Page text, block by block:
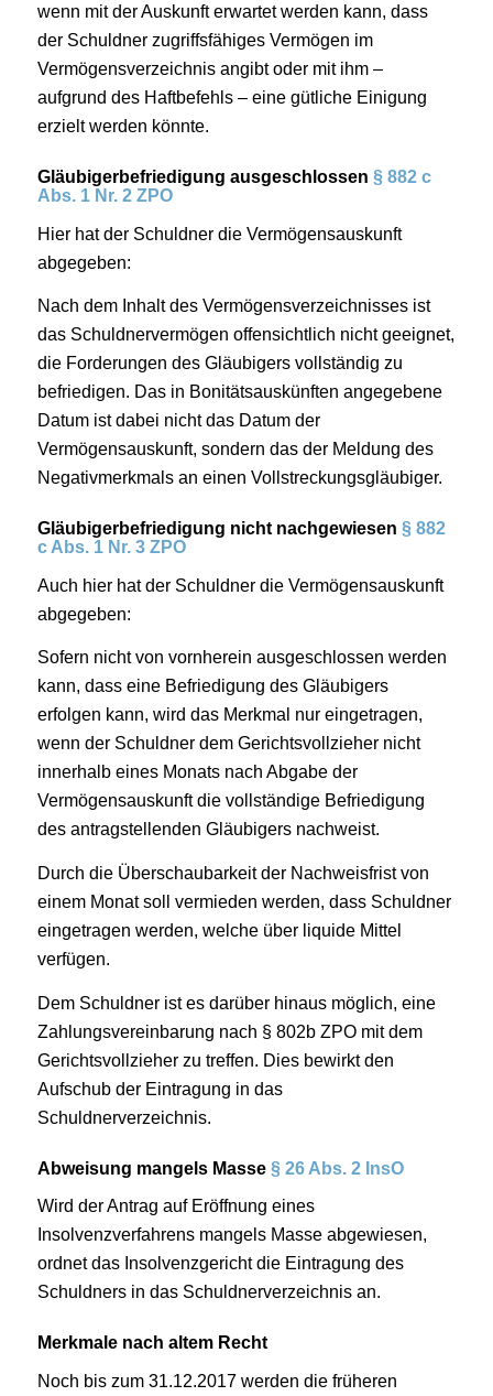
wenn mit der Auskunft erwartet werden kann, dass
der Schuldner zugriffsfähiges Vermögen im
Vermögensverzeichnis angibt oder mit ihm –
aufgrund des Haftbefehls – eine gütliche Einigung
erzielt werden könnte.
Gläubigerbefriedigung ausgeschlossen § 882 c
Abs. 1 Nr. 2 ZPO
Hier hat der Schuldner die Vermögensauskunft
abgegeben:
Nach dem Inhalt des Vermögensverzeichnisses ist
das Schuldnervermögen offensichtlich nicht geeignet,
die Forderungen des Gläubigers vollständig zu
befriedigen. Das in Bonitätsauskünften angegebene
Datum ist dabei nicht das Datum der
Vermögensauskunft, sondern das der Meldung des
Negativmerkmals an einen Vollstreckungsgläubiger.
Gläubigerbefriedigung nicht nachgewiesen § 882
c Abs. 1 Nr. 3 ZPO
Auch hier hat der Schuldner die Vermögensauskunft
abgegeben:
Sofern nicht von vornherein ausgeschlossen werden
kann, dass eine Befriedigung des Gläubigers
erfolgen kann, wird das Merkmal nur eingetragen,
wenn der Schuldner dem Gerichtsvollzieher nicht
innerhalb eines Monats nach Abgabe der
Vermögensauskunft die vollständige Befriedigung
des antragstellenden Gläubigers nachweist.
Durch die Überschaubarkeit der Nachweisfrist von
einem Monat soll vermieden werden, dass Schuldner
eingetragen werden, welche über liquide Mittel
verfügen.
Dem Schuldner ist es darüber hinaus möglich, eine
Zahlungsvereinbarung nach § 802b ZPO mit dem
Gerichtsvollzieher zu treffen. Dies bewirkt den
Aufschub der Eintragung in das
Schuldnerverzeichnis.
Abweisung mangels Masse § 26 Abs. 2 InsO
Wird der Antrag auf Eröffnung eines
Insolvenzverfahrens mangels Masse abgewiesen,
ordnet das Insolvenzgericht die Eintragung des
Schuldners in das Schuldnerverzeichnis an.
Merkmale nach altem Recht
Noch bis zum 31.12.2017 werden die früheren